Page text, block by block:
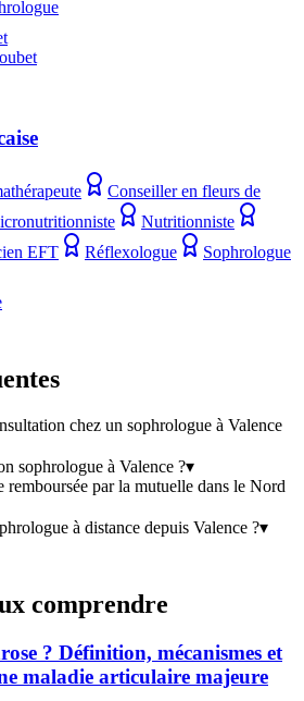
Conseiller en fleurs de
Nutritionniste
EFT Réflexologue
Sophrologue
chez un sophrologue à Valence
sophrologue à Valence ?▾
remboursée par la mutuelle dans le Nord
à distance depuis Valence ?▾
comprendre
? Définition, mécanismes et
maladie articulaire majeure